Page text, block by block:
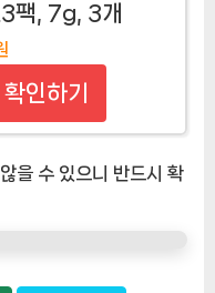
팩, 7g, 3개
인하기
을 수 있으니 반드시 확